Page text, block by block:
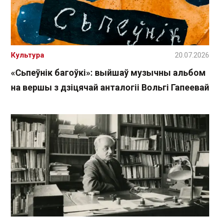
«Сьпеўнік багоўкі»: выйшаў музычны альбом
на вершы з дзіцячай анталогіі Вольгі Гапеевай
Культура 20.07.2026